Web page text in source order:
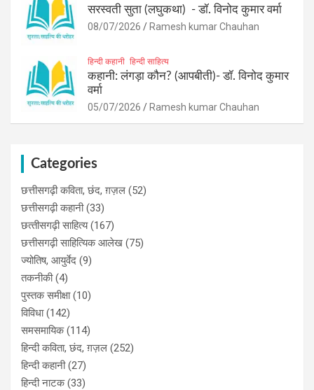
सरस्वती सुता (लघुकथा) ​- डॉ. विनोद कुमार वर्मा
08/07/2026 Ramesh kumar Chauhan
हिन्दी कहानी हिन्दी साहित्य
कहानी: लंगड़ा कौन? (आपबीती)​- डॉ. विनोद कुमार
वर्मा
05/07/2026 Ramesh kumar Chauhan
Categories
छत्तीसगढ़ी कविता, छंद, ग़ज़ल (52)
छत्तीसगढ़ी कहानी(33)
छत्‍तीसगढ़ी साहित्‍य(167)
छत्तीसगढ़ी साहित्यिक आलेख (75)
ज्योतिष, आयुर्वेद (9)
तकनीकी(4)
पुस्‍तक समीक्षा(10)
विविधा(142)
समसमायिक(114)
हिन्दी कविता, छंद, ग़ज़ल (252)
हिन्दी कहानी(27)
हिन्‍दी नाटक(33)